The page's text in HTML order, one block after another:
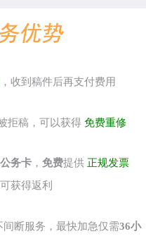
，收到稿件后再支付费用
拒稿，可以获得免费重修
公务卡 ，免费提供 正规发票
获得返利
断服务，最快加急仅需36小